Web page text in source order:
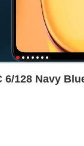
6/128 Navy